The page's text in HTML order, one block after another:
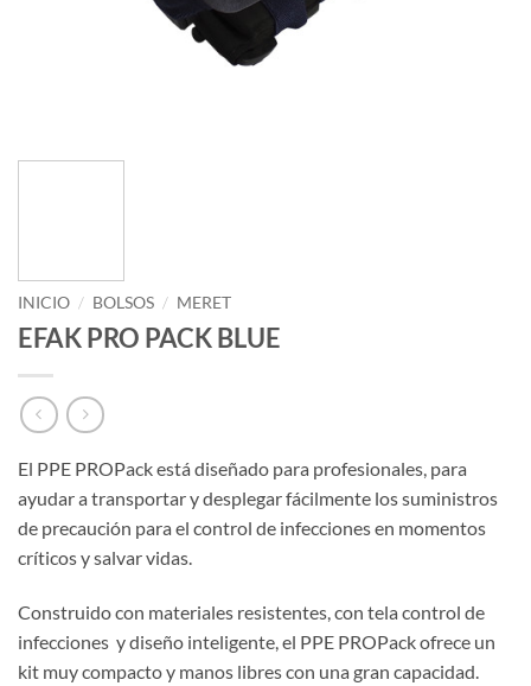
INICIO / BOLSOS / MERET
EFAK PRO PACK BLUE
El PPE PROPack está diseñado para profesionales, para
ayudar a transportar y desplegar fácilmente los suministros
de precaución para el control de infecciones en momentos
críticos y salvar vidas.
Construido con materiales resistentes, con tela control de
infecciones y diseño inteligente, el PPE PROPack ofrece un
kit muy compacto y manos libres con una gran capacidad.